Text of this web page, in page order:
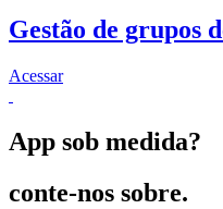
Gestão de grupos
Acessar
App sob medida?
conte-nos sobre.